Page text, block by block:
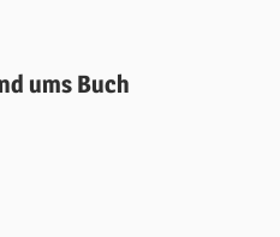
ums Buch